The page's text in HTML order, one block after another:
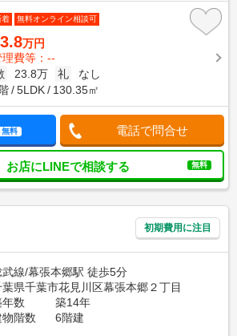
着 無料オンライン相談可
万円
理費等：--
23.8万 礼
なし
5LDK 130.35㎡
無料 電話で問合せ
お店にLINEで相談する 無料
初期費用に注目
武線/幕張本郷駅 徒歩5分
葉県千葉市花見川区幕張本郷２丁目
年数
築14年
物階数
6階建